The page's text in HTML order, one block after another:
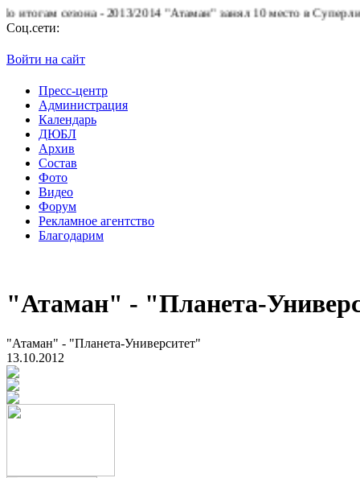
сезона - 2013/2014 "Атаман" занял 10 место в Суперлиге.
Соц.сети:
Войти на сайт
Пресс-центр
Администрация
Календарь
ДЮБЛ
Архив
Состав
Фото
Видео
Форум
Рекламное агентство
Благодарим
"Атаман" - "Планета-
"Атаман" - "Планета-Университет"
13.10.2012